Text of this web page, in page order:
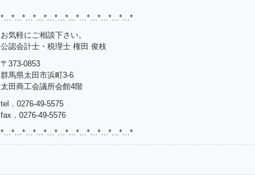
*…*…*…*…*…*…*…*…*…*…*…*…*
お気軽にご相談下さい。
公認会計士・税理士 権田 俊枝
〒373-0853
群馬県太田市浜町3-6
太田商工会議所会館4階
tel．0276-49-5575
fax．0276-49-5576
*…*…*…*…*…*…*…*…*…*…*…*…*